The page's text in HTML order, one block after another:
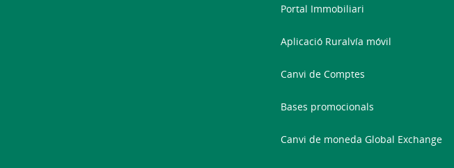
Portal Immobiliari
Aplicació Ruralvía móvil
Canvi de Comptes
Bases promocionals
Canvi de moneda Global Exchange